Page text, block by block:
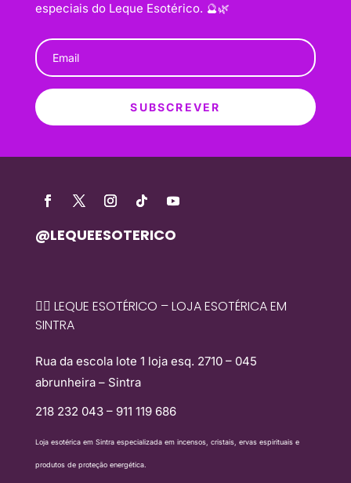
especiais do Leque Esotérico. 🔮🌿
SUBSCREVER
@LEQUEESOTERICO
🧙‍♀️ LEQUE ESOTÉRICO – LOJA ESOTÉRICA EM
SINTRA
Rua da escola lote 1 loja esq. 2710 – 045
abrunheira – Sintra
218 232 043 – 911 119 686
Loja esotérica em Sintra especializada em incensos, cristais, ervas espirituais e
produtos de proteção energética.